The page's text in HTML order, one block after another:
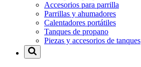
Accesorios para parrilla
Parrillas y ahumadores
Calentadores portátiles
Tanques de propano
Piezas y accesorios de tanques